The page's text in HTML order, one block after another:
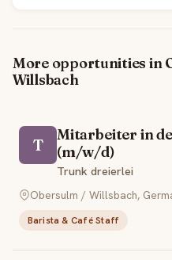
More opportunities in
Willsbach
T
Mitarbeiter in
(m/w/d)
Trunk dreierlei
Obersulm / Willsbach,
Barista & Café Staff